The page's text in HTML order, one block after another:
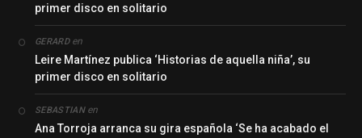
primer disco en solitario
GERARDen
Leire Martínez publica ‘Historias de aquella niña’, su
primer disco en solitario
SEBASTIANen
Ana Torroja arranca su gira española ‘Se ha acabado el